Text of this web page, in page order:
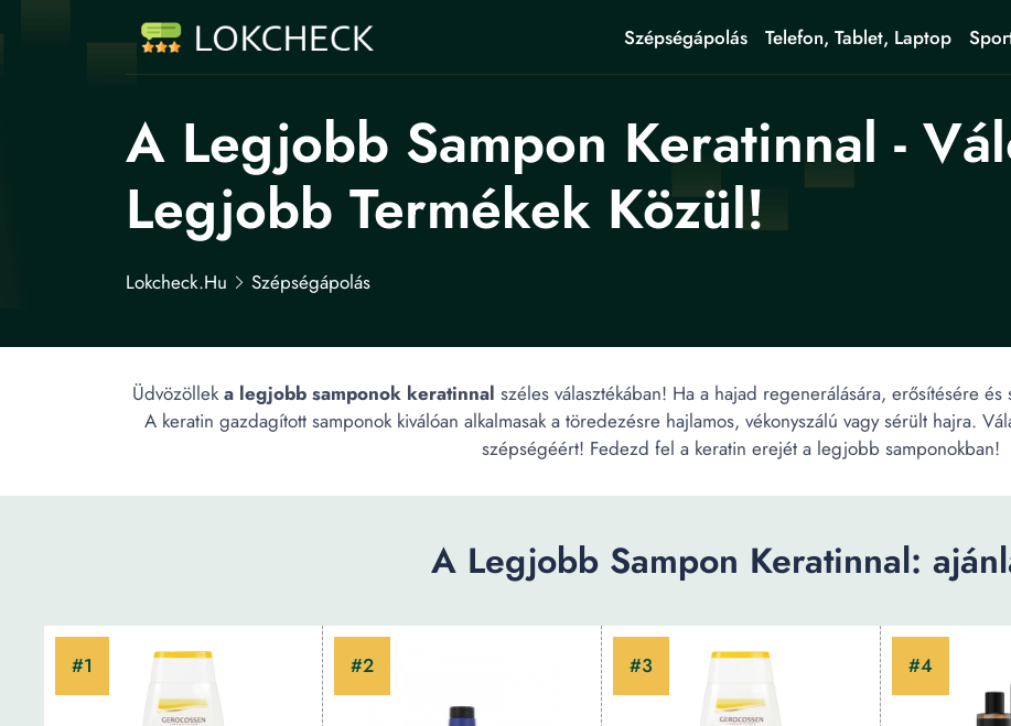
Szépségápolás Telefon, Tablet, Laptop
A Legjobb Sampon Keratinnal -
Legjobb Termékek Közül!
Lokcheck.hu Szépségápolás
Üdvözölleka legjobb samponok keratinnal széles választékában! Ha a hajad regenerálására, erősítésére
A keratin gazdagított samponok kiválóan alkalmasak a töredezésre hajlamos, vékonyszálú vagy sérült hajra.
szépségéért! Fedezd fel a keratin erejét a legjobb samponokban!
A Legjobb Sampon Keratinnal: